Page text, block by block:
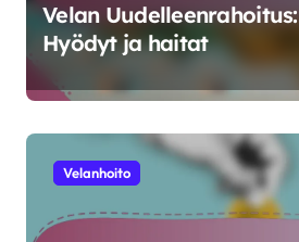
Velan Uudelleenrahoitus:
Hyödyt ja haitat
Velanhoito